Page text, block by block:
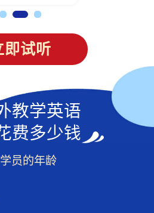
即试听
教学英语
费多少钱
员的年龄